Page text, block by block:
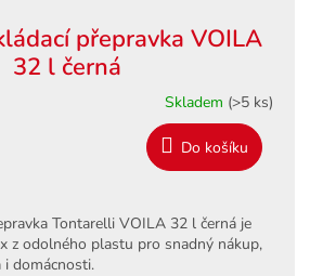
přepravka VOILA
32 l černá
Skladem (>5 ks)
Do košíku
Tontarelli VOILA 32 l černá je
z odolného plastu pro snadný nákup,
i domácnosti.